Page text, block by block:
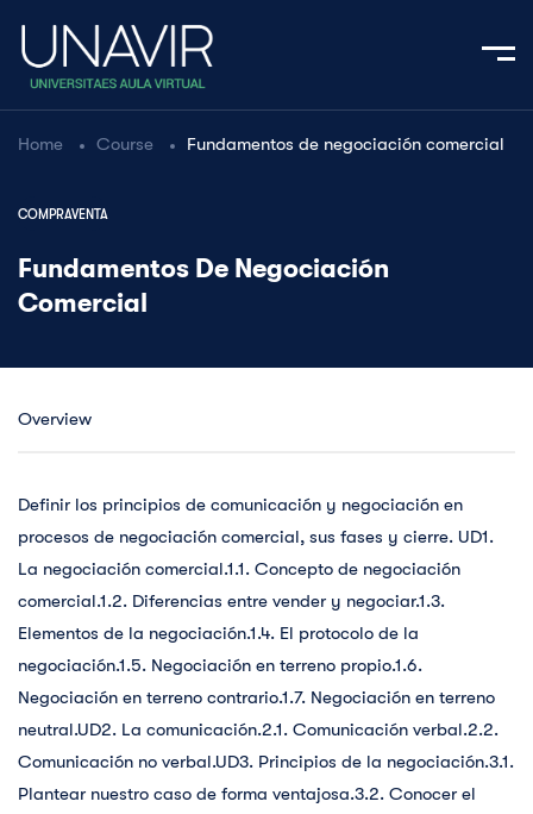
Home Course Fundamentos de negociación comercial
COMPRAVENTA
Fundamentos De Negociación
Comercial
Overview
Definir los principios de comunicación y negociación en
procesos de negociación comercial, sus fases y cierre. UD1.
La negociación comercial.1.1. Concepto de negociación
comercial.1.2. Diferencias entre vender y negociar.1.3.
Elementos de la negociación.1.4. El protocolo de la
negociación.1.5. Negociación en terreno propio.1.6.
Negociación en terreno contrario.1.7. Negociación en terreno
neutral.UD2. La comunicación.2.1. Comunicación verbal.2.2.
Comunicación no verbal.UD3. Principios de la negociación.3.1.
Plantear nuestro caso de forma ventajosa.3.2. Conocer el